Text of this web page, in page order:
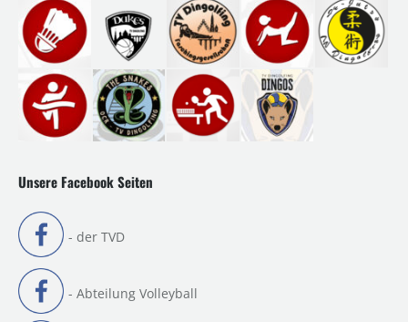
Unsere Facebook Seiten
- der TVD
- Abteilung Volleyball